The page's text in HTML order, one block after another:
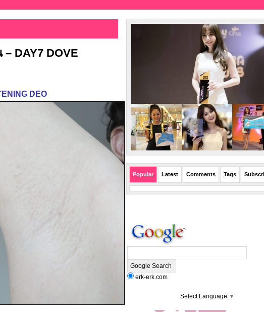
DAY7 DOVE
DEO
Popular Latest Comments Tags
erk-erk.com
Select Language ▼